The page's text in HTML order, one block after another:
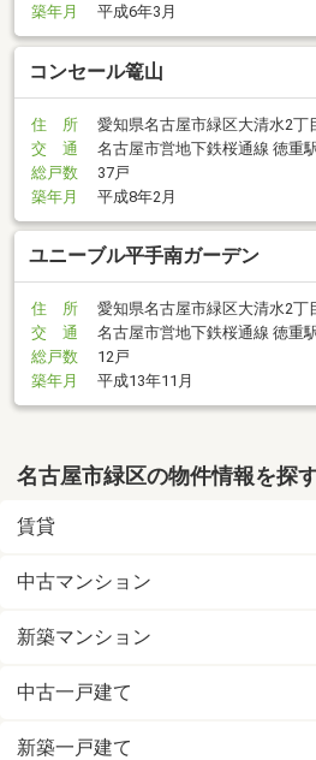
築年月
平成6年3月
コンセール篭山
住 所
愛知県名古屋市緑区大清水2丁
交 通
名古屋市営地下鉄桜通線 徳重
総戸数
37戸
築年月
平成8年2月
ユニーブル平手南ガーデン
住 所
愛知県名古屋市緑区大清水2丁
交 通
名古屋市営地下鉄桜通線 徳重
総戸数
12戸
築年月
平成13年11月
名古屋市緑区の物件情報を探
賃貸
中古マンション
新築マンション
中古一戸建て
新築一戸建て